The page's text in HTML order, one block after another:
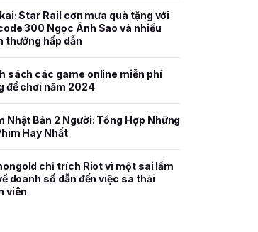
Star Rail cơn mưa quà tặng với
300 Ngọc Ánh Sao và nhiều
thưởng hấp dẫn
sách các game online miễn phí
để chơi năm 2024
Nhật Bản 2 Người: Tổng Hợp Những
Hay Nhất
chỉ trích Riot vì một sai lầm
doanh số dẫn đến việc sa thải
viên